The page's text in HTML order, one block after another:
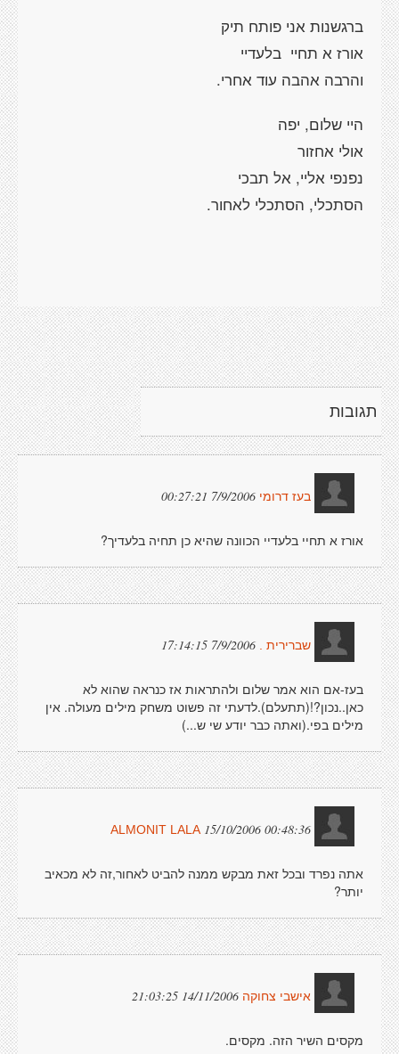
ברגשנות אני פותח תיק
אורז א תחיי בלעדיי
והרבה אהבה עוד אחרי.
היי שלום, יפה
אולי אחזור
נפנפי אליי, אל תבכי
הסתכלי, הסתכלי לאחור.
תגובות
בעז דרומי 7/9/2006 00:27:21
אורז א תחיי בלעדיי הכוונה שהיא כן תחיה בלעדיך?
שברירית . 7/9/2006 17:14:15
בעז-אם הוא אמר שלום ולהתראות אז כנראה שהוא לא
כאן..נכון?!(תתעלם).לדעתי זה פשוט משחק מילים מעולה. אין
מילים בפי.(ואתה כבר יודע שי ש...)
ALMONIT LALA 15/10/2006 00:48:36
אתה נפרד ובכל זאת מבקש ממנה להביט לאחור,זה לא מכאיב
יותר?
אישבי צחוקה 14/11/2006 21:03:25
מקסים השיר הזה. מקסים.